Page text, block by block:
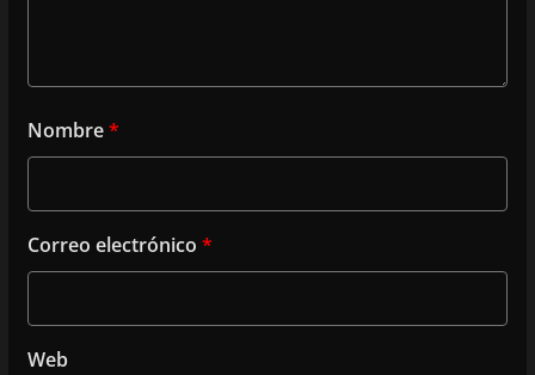
Nombre*
Correo electrónico *
Web